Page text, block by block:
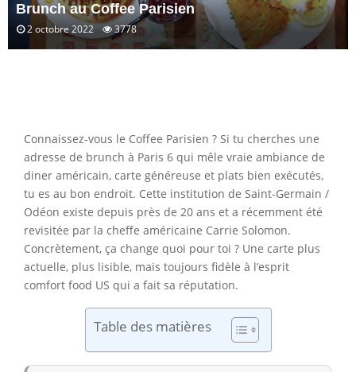
Brunch au Coffee Parisien
2 octobre 2022 3778
Connaissez-vous le Coffee Parisien ? Si tu cherches une
adresse de brunch à Paris 6 qui mêle vraie ambiance de
diner américain, carte généreuse et plats bien exécutés,
tu es au bon endroit. Cette institution de Saint-Germain /
Odéon existe depuis près de 20 ans et a récemment été
revisitée par la cheffe américaine Carrie Solomon.
Concrètement, ça change quoi pour toi ? Une carte plus
actuelle, plus lisible, mais toujours fidèle à l’esprit
comfort food US qui a fait sa réputation.
Table des matières